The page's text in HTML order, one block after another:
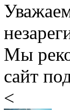
Мы
сайт
<